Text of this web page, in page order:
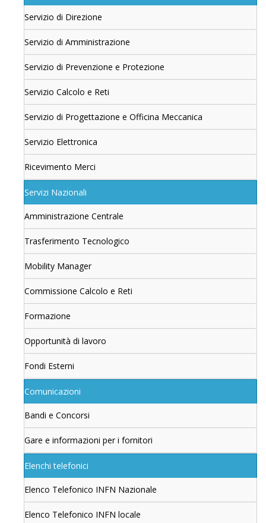
Servizio di Direzione
Servizio di Amministrazione
Servizio di Prevenzione e Protezione
Servizio Calcolo e Reti
Servizio di Progettazione e Officina Meccanica
Servizio Elettronica
Ricevimento Merci
Servizi Nazionali
Amministrazione Centrale
Trasferimento Tecnologico
Mobility Manager
Commissione Calcolo e Reti
Formazione
Opportunità di lavoro
Fondi Esterni
Comunicazioni
Bandi e Concorsi
Gare e informazioni per i fornitori
Elenchi telefonici
Elenco Telefonico INFN Nazionale
Elenco Telefonico INFN locale